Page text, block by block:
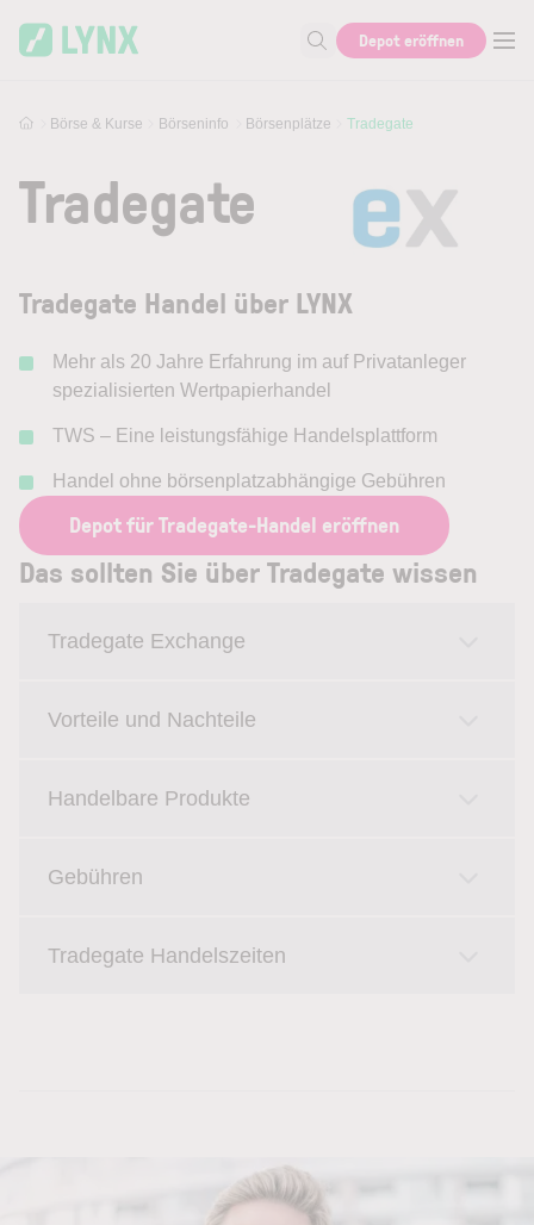
Suche nach Aktie, Autor...
Depot eröffnen
Börse & Kurse Börseninfo Börsenplätze Tradegate
Tradegate
Tradegate Handel über LYNX
Mehr als 20 Jahre Erfahrung im auf Privatanleger
spezialisierten Wertpapierhandel
TWS – Eine leistungsfähige Handelsplattform
Handel ohne börsenplatzabhängige Gebühren
Depot für Tradegate-Handel eröffnen
Das sollten Sie über Tradegate wissen
Tradegate Exchange
Vorteile und Nachteile
Handelbare Produkte
Gebühren
Tradegate Handelszeiten